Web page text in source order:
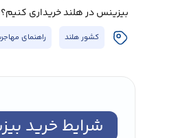
بیزینس در هلند خریداری کنیم؟
کشور هلند راهنمای
شرایط خرید